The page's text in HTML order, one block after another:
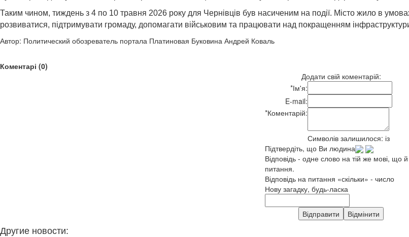
Таким чином, тиждень з 4 по 10 травня 2026 року для Чернівців був насиченим на події. Місто жило в
розвиватися, підтримувати громаду, допомагати військовим та працювати над покращенням
Автор: Политический обозреватель портала Платиновая Буковина Андрей Коваль
Коментарі (0)
Додати свій коментарій:
*Ім'я:
E-mail:
*Коментарій:
Символів залишилося: із
Підтвердіть, що Ви людина
Відповідь - одне слово на тій же мові, що й
питання.
Відповідь на питання «скільки» - число
Нову загадку, будь-ласка
Другие новости: